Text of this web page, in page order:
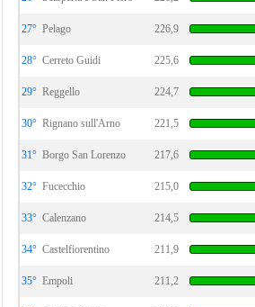
27° Pelago 226,9
28° Cerreto Guidi 225,6
29° Reggello 224,7
30° Rignano sull'Arno 221,5
31° Borgo San Lorenzo 217,6
32° Fucecchio 215,0
33° Calenzano 214,5
34° Castelfiorentino 211,9
35° Empoli 211,2